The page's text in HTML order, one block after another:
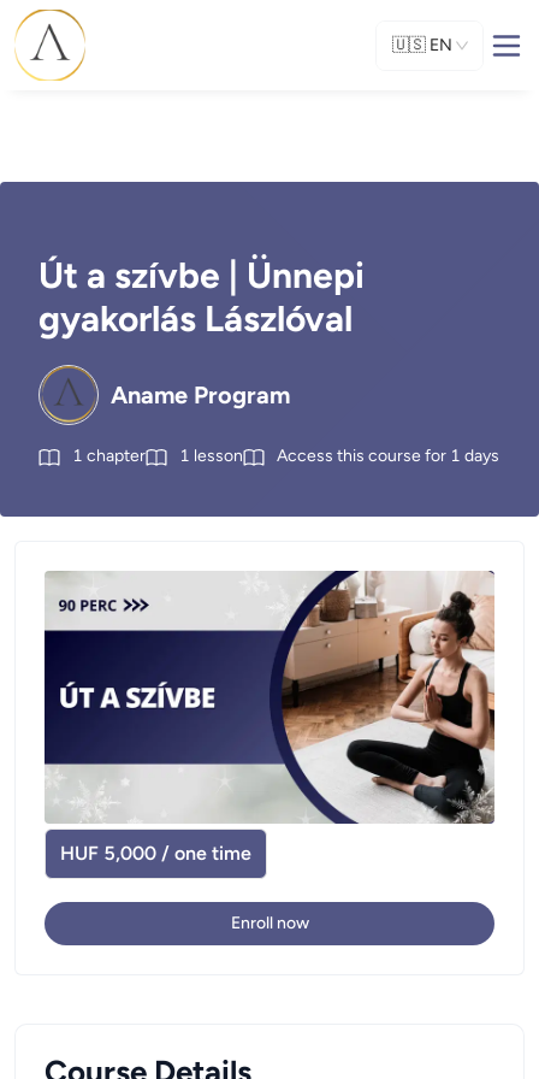
🇺🇸 EN
Út a szívbe | Ünnepi
gyakorlás Lászlóval
Aname Program
1 chapter 1 lesson Access this course for 1 days
HUF 5,000 / one time
Enroll now